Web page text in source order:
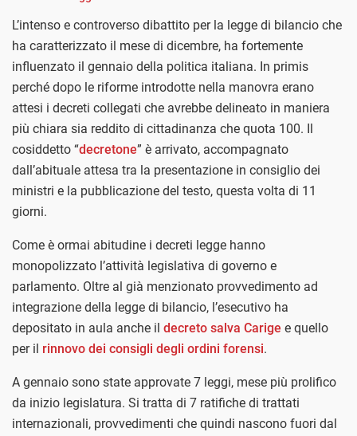
L’intenso e controverso dibattito per la legge di bilancio che
ha caratterizzato il mese di dicembre, ha fortemente
influenzato il gennaio della politica italiana. In primis
perché dopo le riforme introdotte nella manovra erano
attesi i decreti collegati che avrebbe delineato in maniera
più chiara sia reddito di cittadinanza che quota 100. Il
cosiddetto “decretone” è arrivato, accompagnato
dall’abituale attesa tra la presentazione in consiglio dei
ministri e la pubblicazione del testo, questa volta di 11
giorni.
Come è ormai abitudine i decreti legge hanno
monopolizzato l’attività legislativa di governo e
parlamento. Oltre al già menzionato provvedimento ad
integrazione della legge di bilancio, l’esecutivo ha
depositato in aula anche il decreto salva Carige e quello
per il rinnovo dei consigli degli ordini forensi.
A gennaio sono state approvate 7 leggi, mese più prolifico
da inizio legislatura. Si tratta di 7 ratifiche di trattati
internazionali, provvedimenti che quindi nascono fuori dal